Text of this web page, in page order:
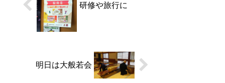
研修や旅行に
明日は大般若会